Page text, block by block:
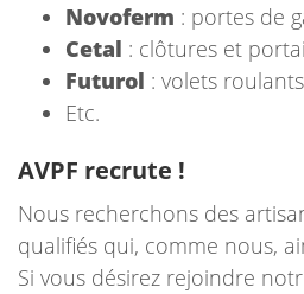
Novoferm : portes de
Cetal : clôtures et
Futurol : volets
Etc.
AVPF recrute !
Nous recherchons des
qualifiés qui, comme nous,
Si vous désirez rejoindre